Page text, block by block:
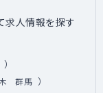
求人情報を探す
）
群馬 ）